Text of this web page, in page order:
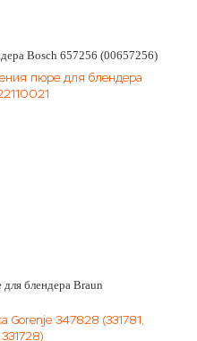
Bosch 657256 (00657256)
блендера Braun